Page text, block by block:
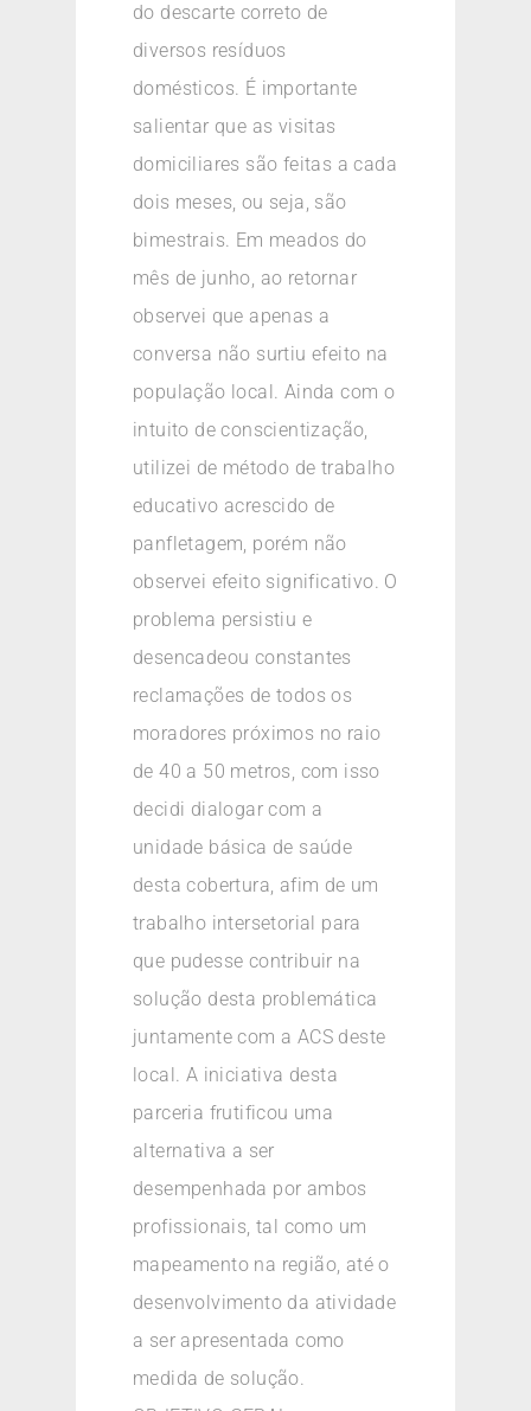
do descarte correto de
diversos resíduos
domésticos. É importante
salientar que as visitas
domiciliares são feitas a cada
dois meses, ou seja, são
bimestrais. Em meados do
mês de junho, ao retornar
observei que apenas a
conversa não surtiu efeito na
população local. Ainda com o
intuito de conscientização,
utilizei de método de trabalho
educativo acrescido de
panfletagem, porém não
observei efeito significativo. O
problema persistiu e
desencadeou constantes
reclamações de todos os
moradores próximos no raio
de 40 a 50 metros, com isso
decidi dialogar com a
unidade básica de saúde
desta cobertura, afim de um
trabalho intersetorial para
que pudesse contribuir na
solução desta problemática
juntamente com a ACS deste
local. A iniciativa desta
parceria frutificou uma
alternativa a ser
desempenhada por ambos
profissionais, tal como um
mapeamento na região, até o
desenvolvimento da atividade
a ser apresentada como
medida de solução.